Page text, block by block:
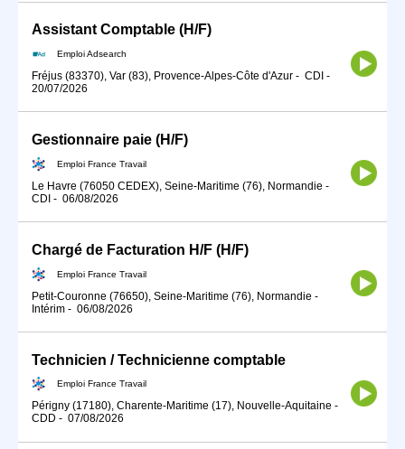
Assistant Comptable (H/F)
Emploi Adsearch
Fréjus (83370), Var (83), Provence-Alpes-Côte d'Azur - CDI -
20/07/2026
Gestionnaire paie (H/F)
Emploi France Travail
Le Havre (76050 CEDEX), Seine-Maritime (76), Normandie -
CDI - 06/08/2026
Chargé de Facturation H/F (H/F)
Emploi France Travail
Petit-Couronne (76650), Seine-Maritime (76), Normandie -
Intérim - 06/08/2026
Technicien / Technicienne comptable
Emploi France Travail
Périgny (17180), Charente-Maritime (17), Nouvelle-Aquitaine -
CDD - 07/08/2026